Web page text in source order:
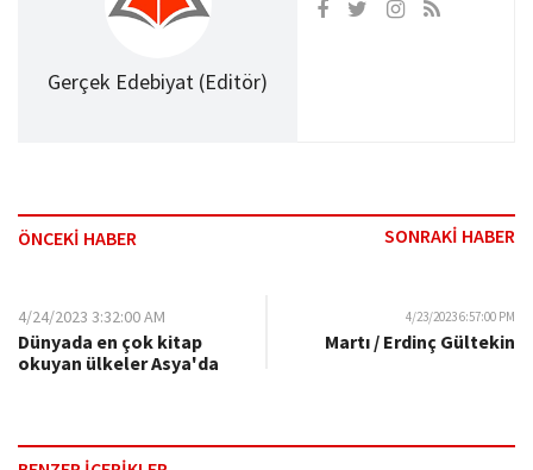
Gerçek Edebiyat (Editör)
ÖNCEKİ HABER SONRAKİ HABER
4/24/2023 3:32:00 AM
Dünyada en çok kitap
okuyan ülkeler Asya'da
4/23/2023 6:57:00 PM
Martı / Erdinç Gültekin